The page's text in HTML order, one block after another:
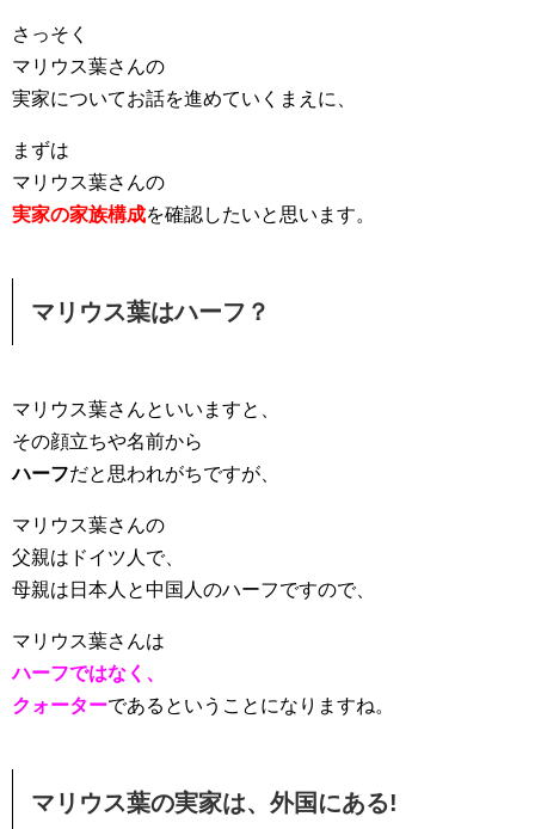
さっそく
マリウス葉さんの
実家についてお話を進めていくまえに、
まずは
マリウス葉さんの
実家の家族構成を確認したいと思います。
マリウス葉はハーフ？
マリウス葉さんといいますと、
その顔立ちや名前から
ハーフだと思われがちですが、
マリウス葉さんの
父親はドイツ人で、
母親は日本人と中国人のハーフですので、
マリウス葉さんは
ハーフではなく、
クォーターであるということになりますね。
マリウス葉の実家は、外国にある!